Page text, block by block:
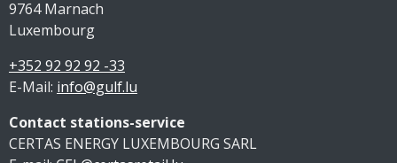
9764 Marnach
Luxembourg
+352 92 92 92 -33
E-Mail: info@gulf.lu
Contact stations-service
CERTAS ENERGY LUXEMBOURG SARL